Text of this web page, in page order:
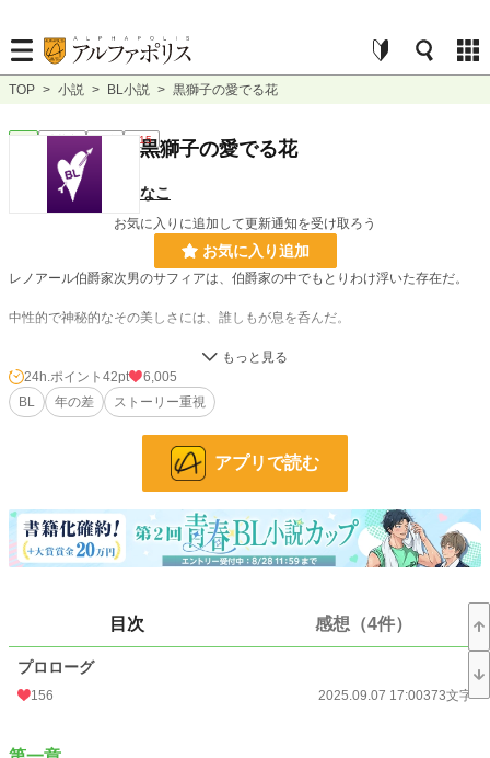
TOP > 小説 > BL小説 > 黒獅子の愛でる花
連載中 長編 R15
黒獅子の愛でる花
なこ
お気に入りに追加して更新通知を受け取ろう
お気に入り追加
レノアール伯爵家次男のサフィアは、伯爵家の中でもとりわけ浮いた存在だ。
中性的で神秘的なその美しさには、誰しもが息を呑んだ。
深い碧眼はどこか憂いを帯びており、見る者を惑わすと言う。
サフィアは密かに、幼馴染の侯爵家三男リヒトと将来を誓い合っていた。
しかし、その誓いを信じて疑うこともなかったサフィアとは裏腹に、リヒトは公
毎日のように愛を囁き続けてきたリヒトの裏切り行為に、サフィアは困惑する。
そんなある日、複雑な想いを抱えて過ごすサフィアの元に、幼い王太子の世話係
王太子は、黒獅子と呼ばれ、前国王を王座から引きずり降ろした現王と、その幼
馴染である王妃との一人息子だ。
王妃は現在、病で療養中だという。
24h.ポイント 42pt
6,005
BL
年の差 ストーリー重視
アプリで読む
目次 感想（4件）
プロローグ
156 2025.09.07 17:00373文字